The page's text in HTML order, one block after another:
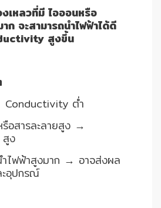
เหลวที่มี ไอออนหรือ
ก จะสามารถนำไฟฟ้าได้ดี
สูงขึ้น
ต่ำ
อสารละลายสูง →
ง
ไฟฟ้าสูงมาก → อาจส่งผล
อุปกรณ์